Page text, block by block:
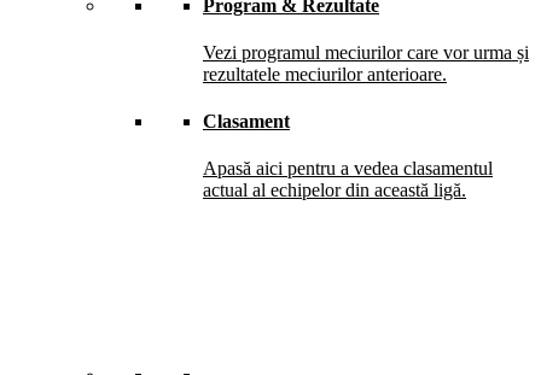
Program & Rezultate
Vezi programul meciurilor care vor urma și
rezultatele meciurilor anterioare.
Clasament
Apasă aici pentru a vedea clasamentul
actual al echipelor din această ligă.